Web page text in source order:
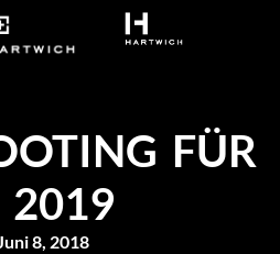
FÜR
2019
8, 2018